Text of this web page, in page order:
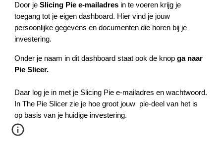
Door jeSlicing Pie e-mailadres in te voeren krijg je
toegang tot je eigen dashboard. Hier vind je jouw
persoonlijke gegevens en documenten die horen bij je
investering.
Onder je naam in dit dashboard staat ook de knopga naar
Pie Slicer.
Daar log je in met je Slicing Pie e-mailadres en wachtwoord.
In The Pie Slicer zie je hoe groot jouw pie-deel van het is
op basis van je huidige investering.